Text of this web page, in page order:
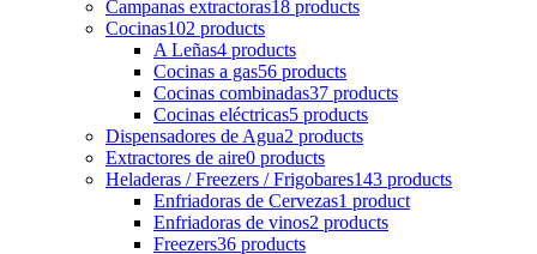
Campanas extractoras18 products
Cocinas102 products
A Leñas4 products
Cocinas a gas56 products
Cocinas combinadas37 products
Cocinas eléctricas5 products
Dispensadores de Agua2 products
Extractores de aire0 products
Heladeras / Freezers / Frigobares143 products
Enfriadoras de Cervezas1 product
Enfriadoras de vinos2 products
Freezers36 products